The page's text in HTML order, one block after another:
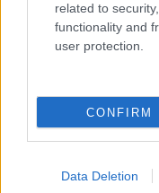
related to
functionality and
user protection.
CONFIRM
Data Deletion
Santa
Robbie
Festival